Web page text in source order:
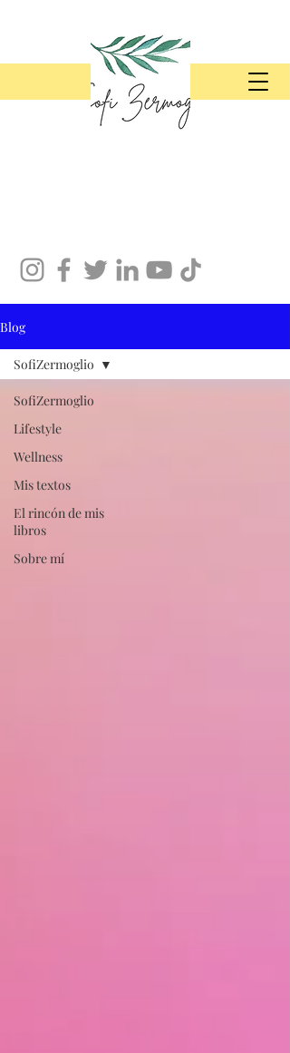
Blog
SofiZermoglio
Lifestyle
Wellness
Mis textos
El rincón de mis
libros
Sobre mí
SofiZermoglio